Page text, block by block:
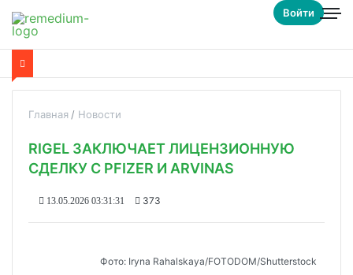
Войти
Главная Новости
RIGEL ЗАКЛЮЧАЕТ ЛИЦЕНЗИОННУЮ
СДЕЛКУ С PFIZER И ARVINAS
13.05.2026 03:31:31 373
Фото: Iryna Rahalskaya/FOTODOM/Shutterstock